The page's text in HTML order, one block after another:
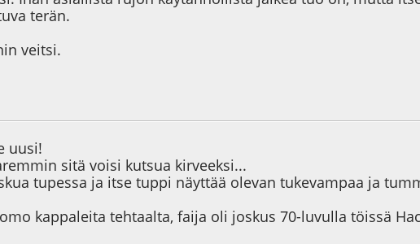
terän.
veitsi.
uusi!
sitä voisi kutsua kirveeksi...
tupessa ja itse tuppi näyttää olevan tukevampaa ja
kappaleita tehtaalta, faija oli joskus 70-luvulla töissä